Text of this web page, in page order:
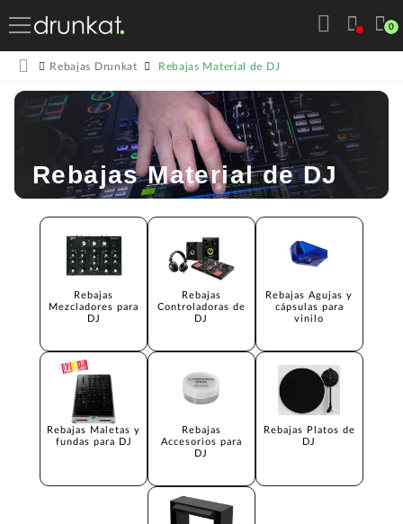
0
Rebajas Drunkat Rebajas Material de DJ
Rebajas Material de DJ
Rebajas
Mezcladores para
DJ
Rebajas
Controladoras de
DJ
Rebajas Agujas y
cápsulas para
vinilo
Rebajas Maletas y
fundas para DJ
Rebajas
Accesorios para
DJ
Rebajas Platos de
DJ